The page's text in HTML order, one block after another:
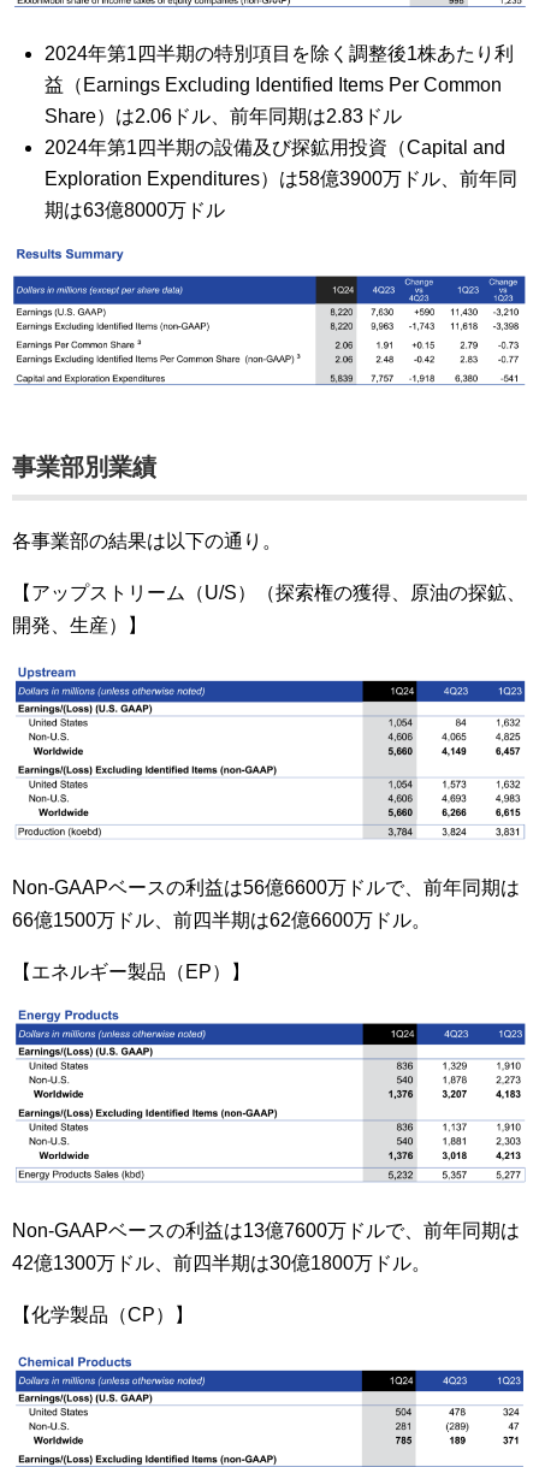
2024年第1四半期の特別項目を除く調整後1株あたり利
益（Earnings Excluding Identified Items Per Common
Share）は2.06ドル、前年同期は2.83ドル
2024年第1四半期の設備及び探鉱用投資（Capital and
Exploration Expenditures）は58億3900万ドル、前年同
期は63億8000万ドル
事業部別業績
各事業部の結果は以下の通り。
【アップストリーム（U/S）（探索権の獲得、原油の探鉱、
開発、生産）】
Non-GAAPベースの利益は56億6600万ドルで、前年同期は
66億1500万ドル、前四半期は62億6600万ドル。
【エネルギー製品（EP）】
Non-GAAPベースの利益は13億7600万ドルで、前年同期は
42億1300万ドル、前四半期は30億1800万ドル。
【化学製品（CP）】